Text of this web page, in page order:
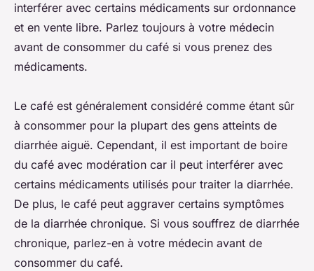
interférer avec certains médicaments sur ordonnance
et en vente libre. Parlez toujours à votre médecin
avant de consommer du café si vous prenez des
médicaments.
Le café est généralement considéré comme étant sûr
à consommer pour la plupart des gens atteints de
diarrhée aiguë. Cependant, il est important de boire
du café avec modération car il peut interférer avec
certains médicaments utilisés pour traiter la diarrhée.
De plus, le café peut aggraver certains symptômes
de la diarrhée chronique. Si vous souffrez de diarrhée
chronique, parlez-en à votre médecin avant de
consommer du café.